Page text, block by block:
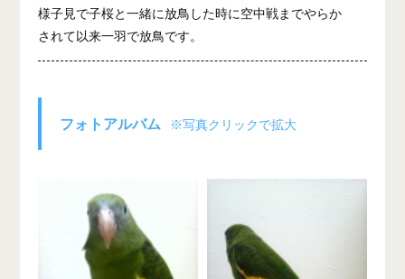
様子見で子桜と一緒に放鳥した時に空中戦までやらか
されて以来一羽で放鳥です。
フォトアルバム ※写真クリックで拡大